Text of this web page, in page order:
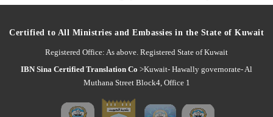
Certified to All Ministries and Embassies in the State of Kuwait
Registered Office: As above. Registered State of Kuwait
IBN Sina Certified Translation Co >Kuwait- Hawally governorate- Al
Muthana Street Block4, Office 1